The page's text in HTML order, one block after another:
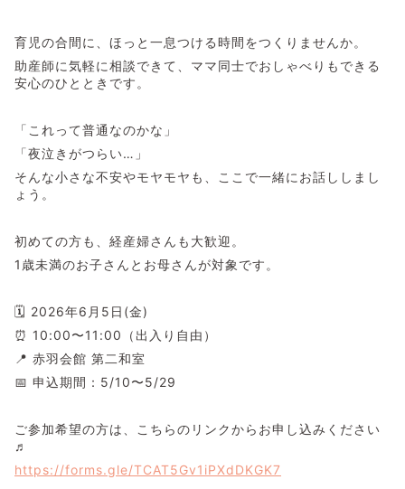
育児の合間に、ほっと一息つける時間をつくりませんか。
助産師に気軽に相談できて、ママ同士でおしゃべりもできる
安心のひとときです。
「これって普通なのかな」
「夜泣きがつらい…」
そんな小さな不安やモヤモヤも、ここで一緒にお話ししまし
ょう。
初めての方も、経産婦さんも大歓迎。
1歳未満のお子さんとお母さんが対象です。
🗓 2026年6月5日(金)
⏰ 10:00〜11:00（出入り自由）
📍 赤羽会館 第二和室
📅 申込期間：5/10〜5/29
ご参加希望の方は、こちらのリンクからお申し込みください
♬
https://forms.gle/TCAT5Gv1iPXdDKGK7